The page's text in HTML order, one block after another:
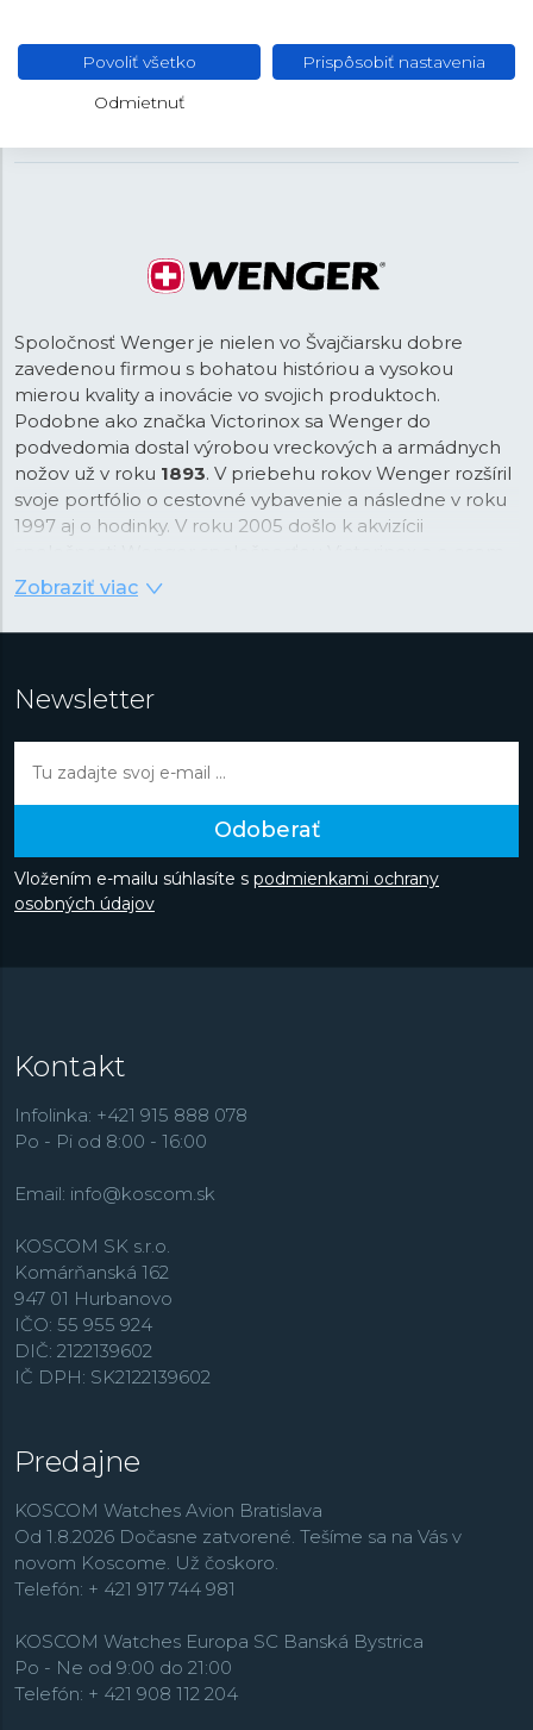
FARBA REMIENKA
Spoločnosť Wenger je nielen vo Švajčiarsku dobre
zavedenou firmou s bohatou históriou a vysokou
mierou kvality a inovácie vo svojich produktoch.
Podobne ako značka Victorinox sa Wenger do
podvedomia dostal výrobou vreckových a armádnych
nožov už v roku 1893. V priebehu rokov Wenger rozšíril
svoje portfólio o cestovné vybavenie a následne v roku
1997 aj o hodinky. V roku 2005 došlo k akvizícii
rokov neskôr sa Wenger nože stali súčasťou ponuky
výrobu hodiniek a cestovného vybavenia špičkovej
spoľahlivosť so štýlom, moderný dizajn s maximálnou
funkčnosťou a dobre vybrané materiály so starostlivým
Zobraziť viac
Newsletter
Odoberať
Vložením e-mailu súhlasíte s podmienkami ochrany
osobných údajov
Kontakt
Infolinka: +421 915 888 078
Po - Pi od 8:00 - 16:00
Email: info@koscom.sk
KOSCOM SK s.r.o.
Komárňanská 162
947 01 Hurbanovo
IČO: 55 955 924
DIČ: 2122139602
IČ DPH: SK2122139602
Predajne
KOSCOM Watches Avion Bratislava
Od 1.8.2026 Dočasne zatvorené. Tešíme sa na Vás v
novom Koscome. Už čoskoro.
Telefón: + 421 917 744 981
KOSCOM Watches Europa SC Banská Bystrica
Po - Ne od 9:00 do 21:00
Telefón: + 421 908 112 204
Povoliť všetko Prispôsobiť nastavenia
Odmietnuť